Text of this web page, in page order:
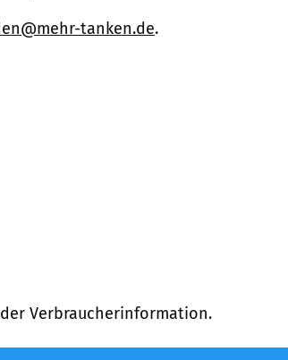
tanken.de.
Verbraucherinformation.